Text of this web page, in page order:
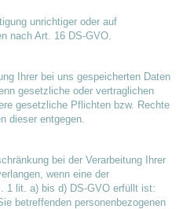
unrichtiger oder auf
nach Art. 16 DS-GVO.
Ihrer bei uns gespeicherten Daten
gesetzliche oder vertraglichen
gesetzliche Pflichten bzw. Rechte
dieser entgegen.
bei der Verarbeitung Ihrer
wenn eine der
1 lit. a) bis d) DS-GVO erfüllt ist:
betreffenden personenbezogenen